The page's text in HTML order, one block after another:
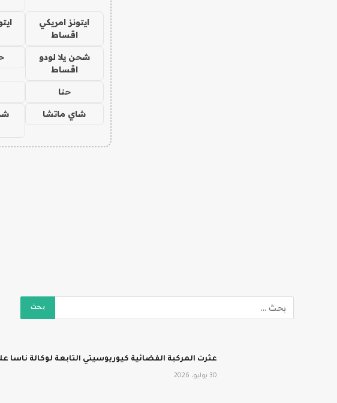
ايتونز امريكي
اقساط
شحن يلا لودو
اقساط
حنا
شاي ماتشا
عثرت المركبة الفضائية كيوريوسيتي التابعة لوكالة
30 يوليو، 2026